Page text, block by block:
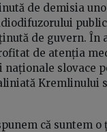
de demisia
de guvern. În
de atenția
slovace
Kremlinului
că suntem o